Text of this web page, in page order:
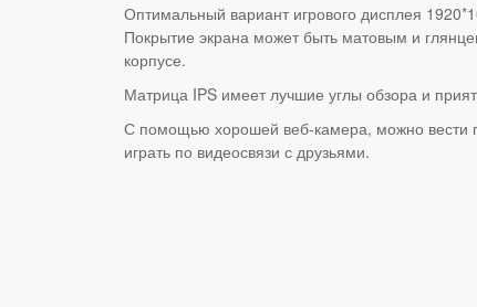
Оптимальный вариант игрового дисплея
Покрытие экрана может быть матовым и
корпусе.
Матрица IPS имеет лучшие углы обзора и
С помощью хорошей веб-камера, можно вести
играть по видеосвязи с друзьями.